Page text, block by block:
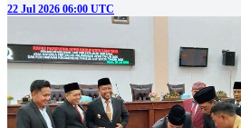
22 Jul 2026 06:00 UTC